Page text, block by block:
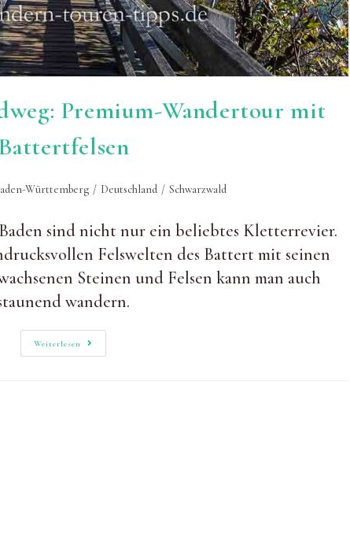
Premium-Wandertour mit
Württemberg / Deutschland / Schwarzwald
sind nicht nur ein beliebtes Kletterrevier.
Felswelten des Battert mit seinen
Steinen und Felsen kann man auch
wandern.
Weiterlesen
Ebersteinburg-
Rundweg: